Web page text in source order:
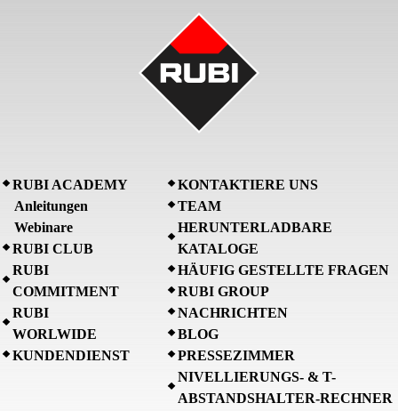
RUBI ACADEMY
Anleitungen
Webinare
RUBI CLUB
RUBI
COMMITMENT
RUBI
WORLWIDE
KUNDENDIENST
KONTAKTIERE UNS
TEAM
HERUNTERLADBARE
KATALOGE
HÄUFIG GESTELLTE FRAGEN
RUBI GROUP
NACHRICHTEN
BLOG
PRESSEZIMMER
NIVELLIERUNGS- & T-
ABSTANDSHALTER-RECHNER